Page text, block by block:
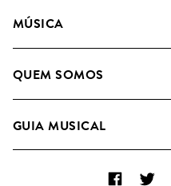
MÚSICA
Pesquisar
QUEM SOMOS
Como usamos a IA
GUIA MUSICAL
Facebook